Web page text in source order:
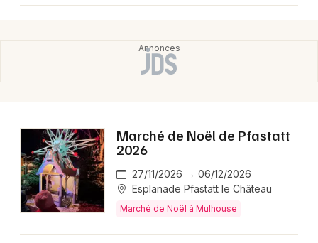
Marché de Noël de Pfastatt
2026
27/11/2026 → 06/12/2026
Esplanade Pfastatt le Château
Marché de Noël à Mulhouse